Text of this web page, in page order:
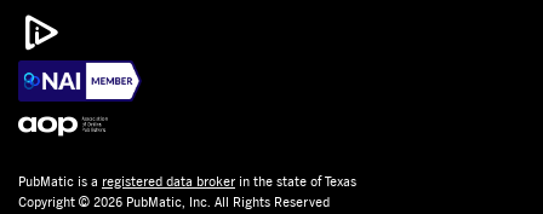
PubMatic is a registered data broker in the state of Texas
Copyright © 2026 PubMatic, Inc. All Rights Reserved